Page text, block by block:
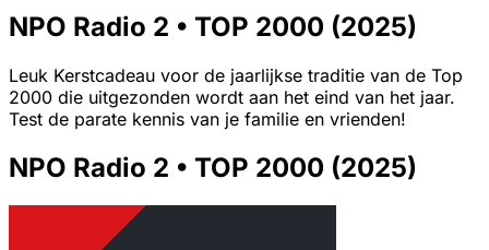
NPO Radio 2 • TOP 2000 (2025)
Leuk Kerstcadeau voor de jaarlijkse traditie van de Top
2000 die uitgezonden wordt aan het eind van het jaar.
Test de parate kennis van je familie en vrienden!
NPO Radio 2 • TOP 2000 (2025)